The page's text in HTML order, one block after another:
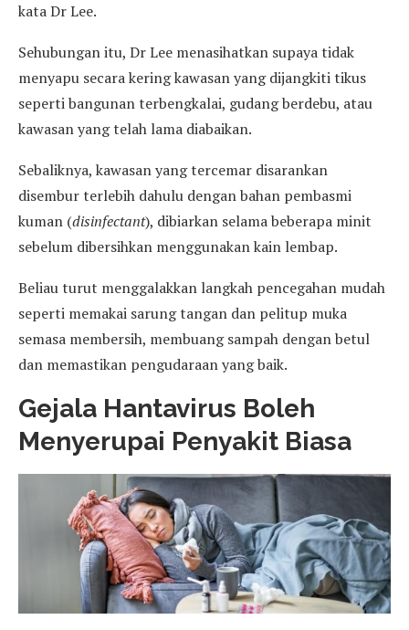
kata Dr Lee.
Sehubungan itu, Dr Lee menasihatkan supaya tidak
menyapu secara kering kawasan yang dijangkiti tikus
seperti bangunan terbengkalai, gudang berdebu, atau
kawasan yang telah lama diabaikan.
Sebaliknya, kawasan yang tercemar disarankan
disembur terlebih dahulu dengan bahan pembasmi
kuman (disinfectant), dibiarkan selama beberapa minit
sebelum dibersihkan menggunakan kain lembap.
Beliau turut menggalakkan langkah pencegahan mudah
seperti memakai sarung tangan dan pelitup muka
semasa membersih, membuang sampah dengan betul
dan memastikan pengudaraan yang baik.
Gejala Hantavirus Boleh
Menyerupai Penyakit Biasa